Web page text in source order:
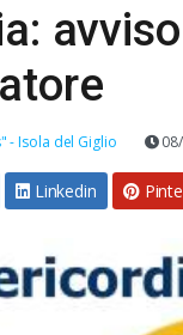
- Isola del Giglio
Linkedin